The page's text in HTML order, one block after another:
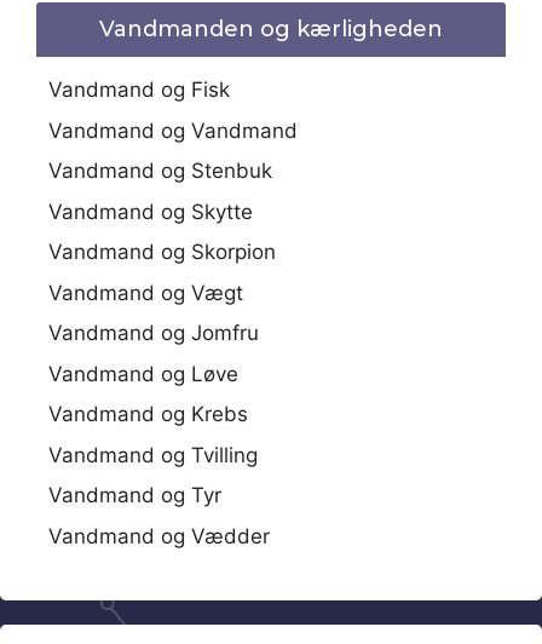
Vandmanden og kærligheden
Vandmand og Fisk
Vandmand og Vandmand
Vandmand og Stenbuk
Vandmand og Skytte
Vandmand og Skorpion
Vandmand og Vægt
Vandmand og Jomfru
Vandmand og Løve
Vandmand og Krebs
Vandmand og Tvilling
Vandmand og Tyr
Vandmand og Vædder